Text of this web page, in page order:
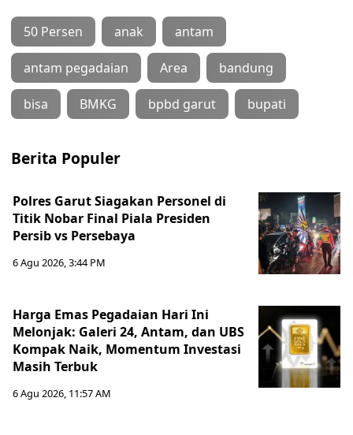
50 Persen anak antam
antam pegadaian Area bandung
bisa BMKG bpbd garut bupati
Berita Populer
Polres Garut Siagakan Personel di
Titik Nobar Final Piala Presiden
Persib vs Persebaya
6 Agu 2026, 3:44 PM
Harga Emas Pegadaian Hari Ini
Melonjak: Galeri 24, Antam, dan UBS
Kompak Naik, Momentum Investasi
Masih Terbuk
6 Agu 2026, 11:57 AM